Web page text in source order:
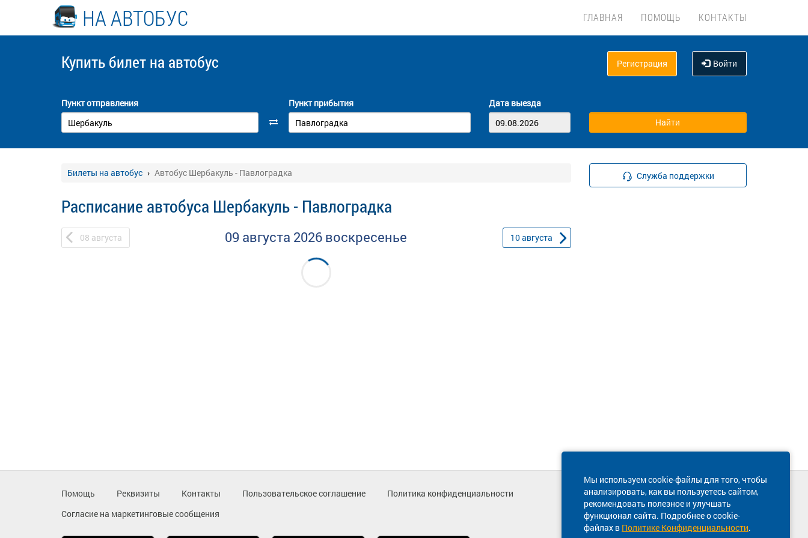
НА АВТОБУС ГЛАВНАЯ ПОМОЩЬ КОНТАКТЫ
Купить билет на автобус Регистрация Войти
Пункт отправления Пункт прибытия Дата выезда
Билеты на автобус Автобус Шербакуль - Павлоградка
Расписание автобуса Шербакуль - Павлоградка
08 августа 09 августа 2026 воскресенье 10августа
Служба поддержки
Мы используем cookie-файлы для того, чтобы
анализировать, как вы пользуетесь сайтом,
рекомендовать полезное и улучшать
функционал сайта. Подробнее о cookie-
файлах в Политике Конфиденциальности.
Помощь Реквизиты Контакты Пользовательское соглашение
Политика конфиденциальности
Согласие на маркетинговые сообщения
Техническая поддержка сайта
8 800 600-03-38